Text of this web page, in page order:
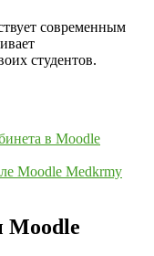
современным
студентов.
в Moodle
Moodle Medkrmy
Moodle